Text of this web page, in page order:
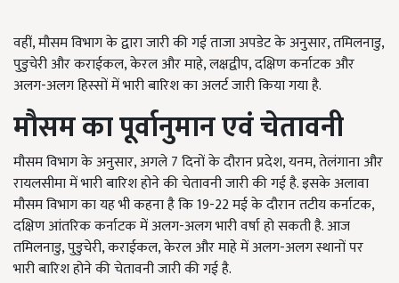
वहीं, मौसम विभाग के द्वारा जारी की गई ताजा अपडेट के अनुसार, तमिलनाडु,
पुडुचेरी और कराईकल, केरल और माहे, लक्षद्वीप, दक्षिण कर्नाटक और
अलग-अलग हिस्सों में भारी बारिश का अलर्ट जारी किया गया है.
मौसम का पूर्वानुमान एवं चेतावनी
मौसम विभाग के अनुसार,अगले7 दिनों के दौरान प्रदेश,यनम, तेलंगाना और
रायलसीमा में भारी बारिश होने की चेतावनी जारी की गई है. इसके अलावा
मौसम विभाग का यह भी कहना है कि 19-22 मई के दौरान तटीय कर्नाटक,
दक्षिण आंतरिक कर्नाटक में अलग-अलग भारी वर्षा हो सकती है. आज
तमिलनाडु, पुडुचेरी,कराईकल,केरल और माहे में अलग-अलग स्थानों पर
भारी बारिश होने की चेतावनी जारी की गई है.